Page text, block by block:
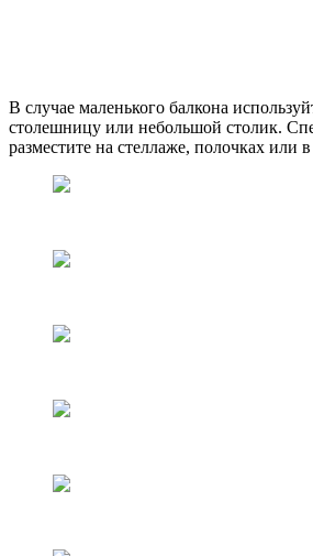
В случае маленького балкона
столешницу или небольшой столик.
разместите на стеллаже, полочках или